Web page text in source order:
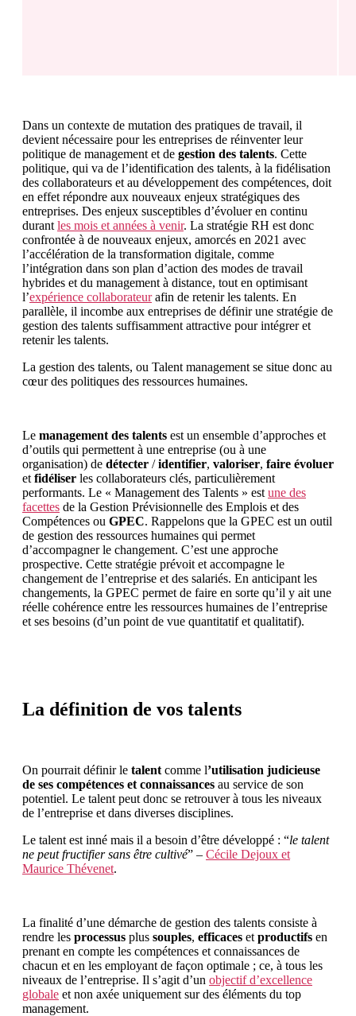
Dans un contexte de mutation des pratiques de travail, il
devient nécessaire pour les entreprises de réinventer leur
politique de management et de gestion des talents. Cette
politique, qui va de l’identification des talents, à la fidélisation
des collaborateurs et au développement des compétences, doit
en effet répondre aux nouveaux enjeux stratégiques des
entreprises. Des enjeux susceptibles d’évoluer en continu
durant les mois et années à venir. La stratégie RH est donc
confrontée à de nouveaux enjeux, amorcés en 2021 avec
l’accélération de la transformation digitale, comme
l’intégration dans son plan d’action des modes de travail
hybrides et du management à distance, tout en optimisant
l’expérience collaborateur afin de retenir les talents. En
parallèle, il incombe aux entreprises de définir une stratégie de
gestion des talents suffisamment attractive pour intégrer et
retenir les talents.
La gestion des talents, ou Talent management se situe donc au
cœur des politiques des ressources humaines.
Le management des talents est un ensemble d’approches et
d’outils qui permettent à une entreprise (ou à une
organisation) de détecter /identifier, valoriser, faire évoluer
et fidéliser les collaborateurs clés, particulièrement
performants. Le « Management des Talents » est une des
facettes de la Gestion Prévisionnelle des Emplois et des
Compétences ou GPEC. Rappelons que la GPEC est un outil
de gestion des ressources humaines qui permet
d’accompagner le changement. C’est une approche
prospective. Cette stratégie prévoit et accompagne le
changement de l’entreprise et des salariés. En anticipant les
changements, la GPEC permet de faire en sorte qu’il y ait une
réelle cohérence entre les ressources humaines de l’entreprise
et ses besoins (d’un point de vue quantitatif et qualitatif).
La définition de vos talents
On pourrait définir le talent comme l’utilisation judicieuse
de ses compétences et connaissances au service de son
potentiel. Le talent peut donc se retrouver à tous les niveaux
de l’entreprise et dans diverses disciplines.
Le talent est inné mais il a besoin d’être développé : “le talent
ne peut fructifier sans être cultivé” – Cécile Dejoux et
Maurice Thévenet.
La finalité d’une démarche de gestion des talents consiste à
rendre les processus plus souples, efficaces et productifs en
prenant en compte les compétences et connaissances de
chacun et en les employant de façon optimale ; ce, à tous les
niveaux de l’entreprise. Il s’agit d’un objectif d’excellence
globale et non axée uniquement sur des éléments du top
management.